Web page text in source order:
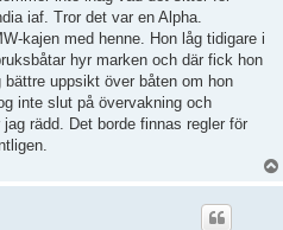
iaf. Tror det var en Alpha.
kajen med henne. Hon låg tidigare i
hyr marken och där fick hon
uppsikt över båten om hon
inte slut på övervakning och
rädd. Det borde finnas regler för